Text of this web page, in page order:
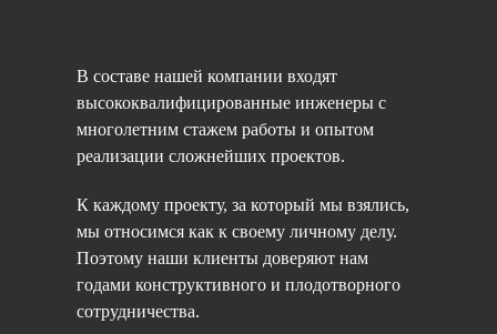
В составе нашей компании входят
высококвалифицированные инженеры с
многолетним стажем работы и опытом
реализации сложнейших проектов.
К каждому проекту, за который мы взялись,
мы относимся как к своему личному делу.
Поэтому наши клиенты доверяют нам
годами конструктивного и плодотворного
сотрудничества.